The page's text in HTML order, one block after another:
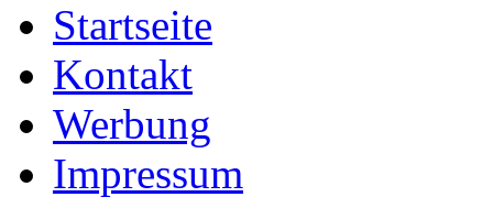
Startseite
Kontakt
Werbung
Impressum